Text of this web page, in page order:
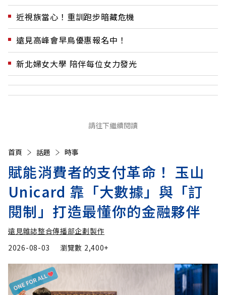
近視族當心！重訓跑步暗藏危機
遠見高峰會早鳥優惠報名中！
新北婦女大學 陪伴每位女力發光
請往下繼續閱讀
首頁 話題 時事
賦能消費者的支付革命！ 玉山
Unicard 靠「大數據」與「訂
閱制」打造最懂你的金融夥伴
遠見雜誌整合傳播部企劃製作
2026-08-03
瀏覽數 2,400+